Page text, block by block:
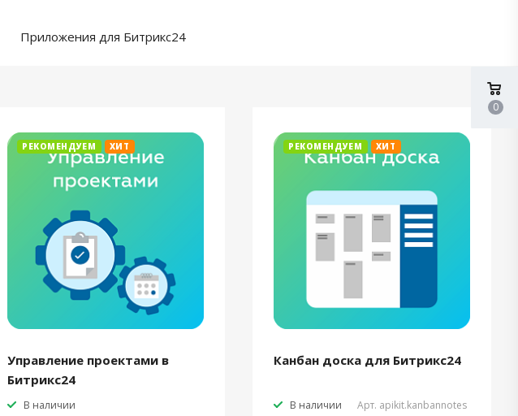
Приложения для Битрикс24
РЕКОМЕНДУЕМ ХИТ
Управление проектами в
Битрикс24
В наличии
РЕКОМЕНДУЕМ ХИТ
Канбан доска для Битрикс24
В наличии Арт. apikit.kanbannotes
0